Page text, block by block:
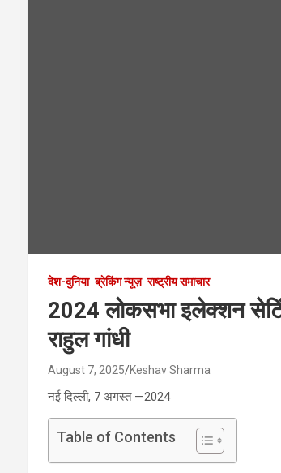
देश-दुनिया ब्रेकिंग न्यूज़ राष्ट्रीय समाचार
2024 लोकसभा इलेक्शन
राहुल गांधी
August 7, 2025 Keshav Sharma
नई दिल्ली, 7 अगस्त —2024
Table of Contents